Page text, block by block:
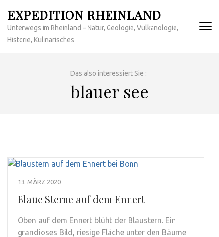
Inhalt
springen
(Enter
EXPEDITION RHEINLAND
Unterwegs im Rheinland – Natur, Geologie, Vulkanologie,
Historie, Kulinarisches
Das also interessiert Sie :
blauer see
18. MÄRZ 2020
Blaue Sterne auf dem Ennert
Oben auf dem Ennert blüht der Blaustern. Ein
grandioses Bild, riesige Fläche unter den Bäume